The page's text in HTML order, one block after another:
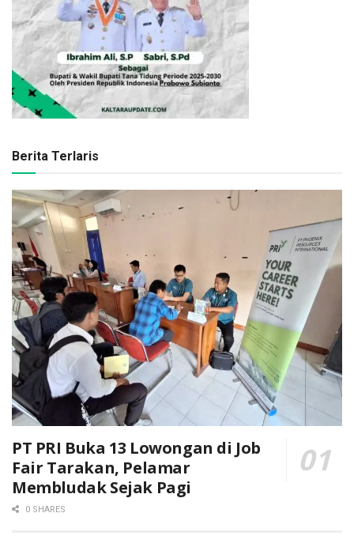
Berita Terlaris
PT PRI Buka 13 Lowongan di Job
Fair Tarakan, Pelamar
Membludak Sejak Pagi
0 SHARES